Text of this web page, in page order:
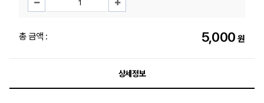
총 금액 : 5,000 원
상세정보